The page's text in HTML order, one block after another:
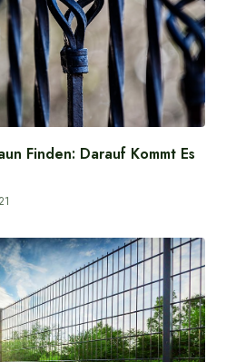
Finden: Darauf Kommt Es